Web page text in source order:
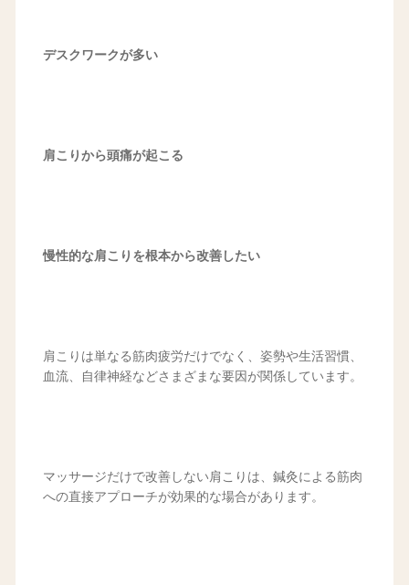
デスクワークが多い
肩こりから頭痛が起こる
慢性的な肩こりを根本から改善したい
肩こりは単なる筋肉疲労だけでなく、姿勢や生活習慣、
血流、自律神経などさまざまな要因が関係しています。
マッサージだけで改善しない肩こりは、鍼灸による筋肉
への直接アプローチが効果的な場合があります。